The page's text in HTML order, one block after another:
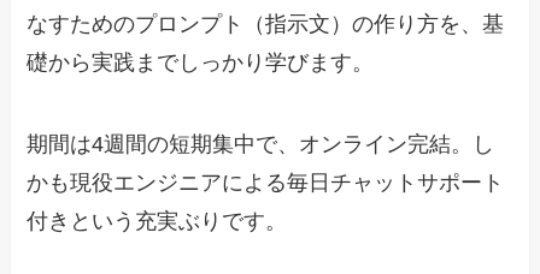
なすためのプロンプト（指示文）の作り方を、基
礎から実践までしっかり学びます。
期間は4週間の短期集中で、オンライン完結。し
かも現役エンジニアによる毎日チャットサポート
付きという充実ぶりです。